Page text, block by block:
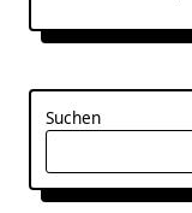
Suchen